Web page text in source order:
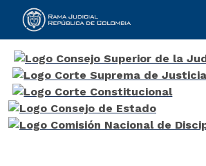
Rama Judicial